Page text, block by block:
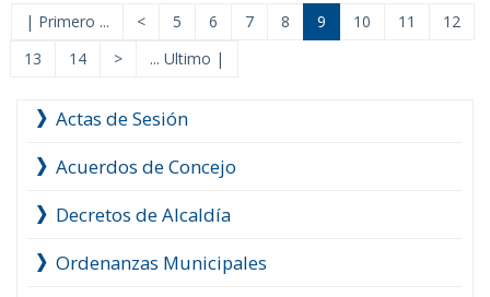
| Primero ... < 5 6 7 8 9 10 11
12
13
14 > ... Ultimo |
Actas de Sesión
Acuerdos de Concejo
Decretos de Alcaldía
Ordenanzas Municipales